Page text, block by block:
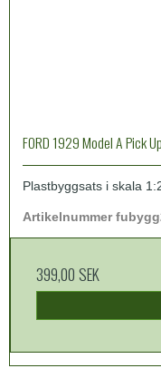
FORD 1929 Model A Pick
Plastbyggsats i skala
Artikelnummer
399,00 SEK